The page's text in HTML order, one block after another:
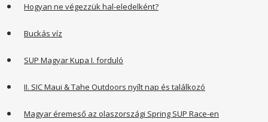
Hogyan ne végezzük hal-eledelként?
Buckás víz
SUP Magyar Kupa I. forduló
II. SIC Maui & Tahe Outdoors nyílt nap és találkozó
Magyar éremeső az olaszországi Spring SUP Race-en